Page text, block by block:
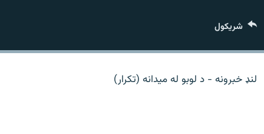
شريکول
لنډ خبرونه - د لوبو له میدانه (تکرار)